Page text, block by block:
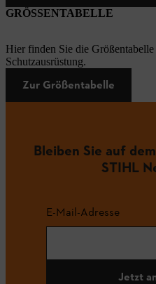
GRÖSSENTABELLE
Hier finden Sie die
Schutzausrüstung.
Zur Größentabelle
Bleiben Sie auf
STIHL
E-Mail-Adresse
Jetzt